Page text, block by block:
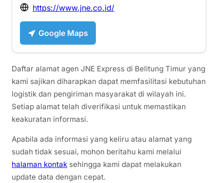
https://www.jne.co.id/
Google Maps
Daftar alamat agen JNE Express di Belitung Timur yang
kami sajikan diharapkan dapat memfasilitasi kebutuhan
logistik dan pengiriman masyarakat di wilayah ini.
Setiap alamat telah diverifikasi untuk memastikan
keakuratan informasi.
Apabila ada informasi yang keliru atau alamat yang
sudah tidak sesuai, mohon beritahu kami melalui
halaman kontak sehingga kami dapat melakukan
update data dengan cepat.